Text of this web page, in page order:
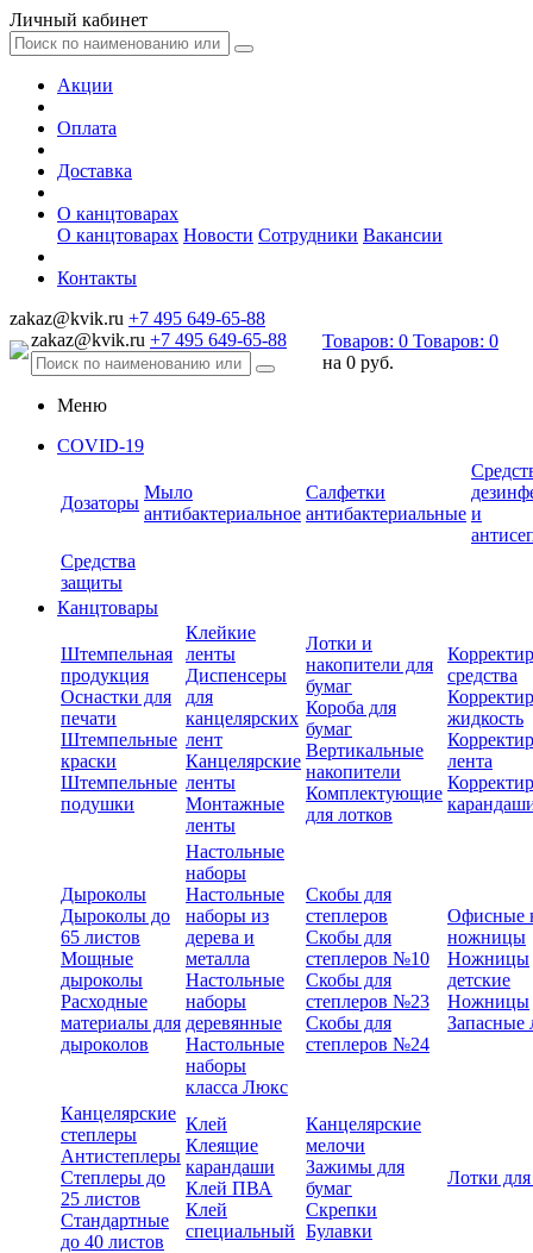
Личный кабинет
Акции
Оплата
Доставка
О канцтоварах
О канцтоварах Новости Сотрудники Вакансии
Контакты
zakaz@kvik.ru +7 495 649-65-88
zakaz@kvik.ru +7 495 649-65-88 Товаров: 0 Товаров: 0
на 0 руб.
Меню
COVID-19
Дозаторы
Мыло
антибактериальное
Салфетки
антибактериальные и
Средства
защиты
Канцтовары
Штемпельная
продукция
Оснастки для
печати
Штемпельные
краски
Штемпельные
подушки
Клейкие
ленты
Диспенсеры
для
канцелярских
лент
Канцелярские
ленты
Монтажные
ленты
Лотки и
накопители для
бумаг
Короба для
бумаг
Вертикальные
накопители
Комплектующие
для лотков
средства
жидкость
лента
Дыроколы
Дыроколы до
65 листов
Мощные
дыроколы
Расходные
материалы для
дыроколов
Настольные
наборы
Настольные
наборы из
дерева и
металла
Настольные
наборы
деревянные
Настольные
наборы
класса Люкс
Скобы для
степлеров
Скобы для
степлеров №10
Скобы для
степлеров №23
Скобы для
степлеров №24
Офисные
ножницы
Ножницы
детские
Ножницы
Запасные
Канцелярские
степлеры
Антистеплеры
Степлеры до
25 листов
Стандартные
до 40 листов
Клей
Клеящие
карандаши
Клей ПВА
Клей
специальный
Канцелярские
мелочи
Зажимы для
бумаг
Скрепки
Булавки
Лотки